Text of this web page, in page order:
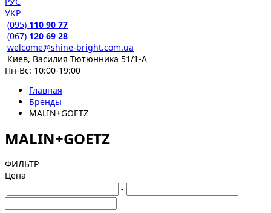
УКР
(095) 110 90 77
(067) 120 69 28
welcome@shine-bright.com.ua
Киев, Василия Тютюнника 51/1-А
Пн-Вс: 10:00-19:00
Главная
Бренды
MALIN+GOETZ
MALIN+GOETZ
ФИЛЬТР
Цена
-